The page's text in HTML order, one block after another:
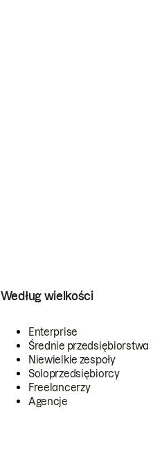
Według wielkości
Enterprise
Średnie przedsiębiorstwa
Niewielkie zespoły
Soloprzedsiębiorcy
Freelancerzy
Agencje